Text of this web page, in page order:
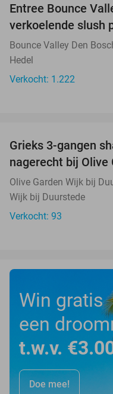
Entree Bounce
verkoelende slush
Bounce Valley Den
Hedel
Verkocht: 1.222
Grieks 3-gangen
nagerecht bij Olive
Olive Garden Wijk bij
Wijk bij Duurstede
Verkocht: 93
Win gratis
een
t.w.v.
Doe mee!